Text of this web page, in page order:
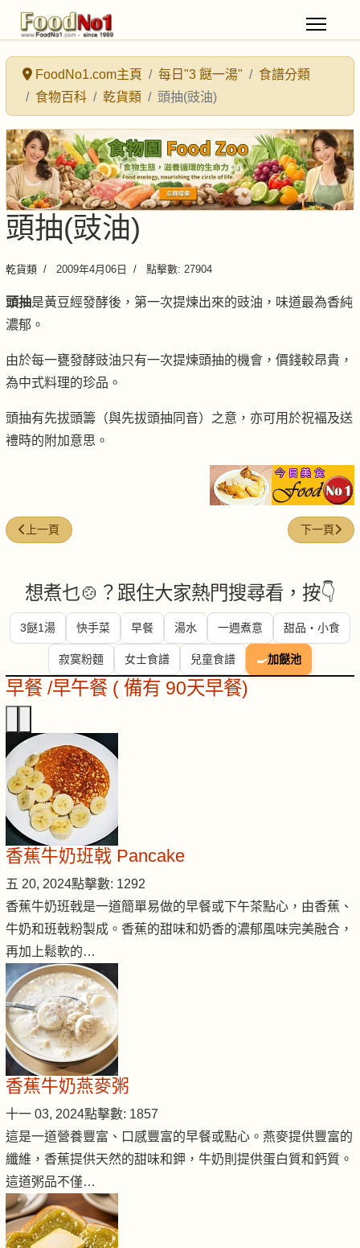
FoodNo1.com主頁 每日"3 餸一湯"
食譜分類
食物百科
乾貨類 頭抽(豉油)
頭抽(豉油)
乾貨類 2009年4月06日 點擊數: 27904
頭抽是黃豆經發酵後，第一次提煉出來的豉油，味道最為香純
濃郁。
由於每一甕發酵豉油只有一次提煉頭抽的機會，價錢較昂貴，
為中式料理的珍品。
頭抽有先拔頭籌（與先拔頭抽同音）之意，亦可用於祝褔及送
禮時的附加意思。
上一篇文章: 羅漢果
上一頁 下一篇文章
下一頁
想煮乜🍲？跟住大家熱門搜尋看，按👇
3餸1湯 快手菜 早餐 湯水 一週煮意 甜品・小食
寂寞粉麵 女士食譜 兒童食譜 🍳加餸池
早餐 /早午餐 ( 備有 90天早餐)
香蕉牛奶班戟 Pancake
五 20, 2024點擊數: 1292
香蕉牛奶班戟是一道簡單易做的早餐或下午茶點心，由香蕉、
牛奶和班戟粉製成。香蕉的甜味和奶香的濃郁風味完美融合，
再加上鬆軟的…
香蕉牛奶燕麥粥
十一 03, 2024點擊數: 1857
這是一道營養豐富、口感豐富的早餐或點心。燕麥提供豐富的
纖維，香蕉提供天然的甜味和鉀，牛奶則提供蛋白質和鈣質。
這道粥品不僅…